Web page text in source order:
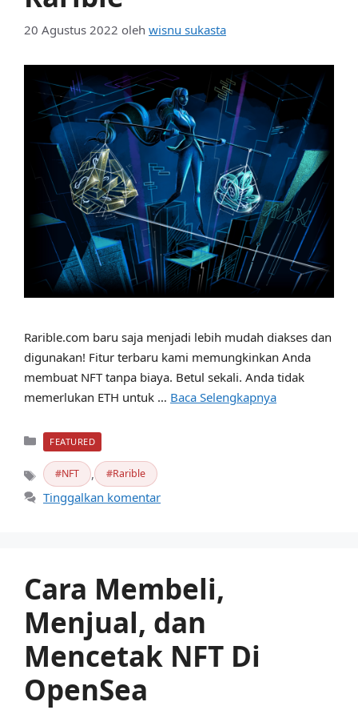
20 Agustus 2022 oleh wisnu sukasta
Rarible.com baru saja menjadi lebih mudah diakses dan
digunakan! Fitur terbaru kami memungkinkan Anda
membuat NFT tanpa biaya. Betul sekali. Anda tidak
memerlukan ETH untuk … Baca Selengkapnya
Kategori
FEATURED
Tag NFT , Rarible
Tinggalkan komentar
Cara Membeli,
Menjual, dan
Mencetak NFT Di
OpenSea